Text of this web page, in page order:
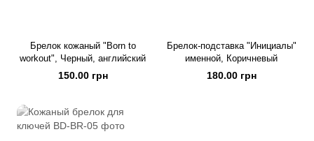
Брелок кожаный "Born to
workout", Черный, английский
150.00 грн
Брелок-подставка "Инициалы"
именной, Коричневый
180.00 грн